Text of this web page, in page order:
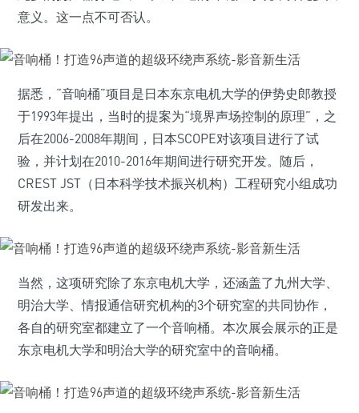
意义。这一点不可否认。
据悉，“音响桶”项目是日本东京电机大学的伊势史郎教授
于1993年提出，当时的提案为“境界声场控制的原理”，之
后在2006-2008年期间，日本SCOPE对该项目进行了试
验，并计划在2010-2016年期间进行研究开发。随后，
CREST JST（日本科学技术振兴机构）工程研究小组成功
研发出来。
当然，这项研究除了东京电机大学，还涵盖了九州大学、
明治大学、情报通信研究机构的3个研究室的共同协作，
各自的研究室都建立了一个音响桶。本次展会展示的正是
东京电机大学和明治大学的研究室中的音响桶。